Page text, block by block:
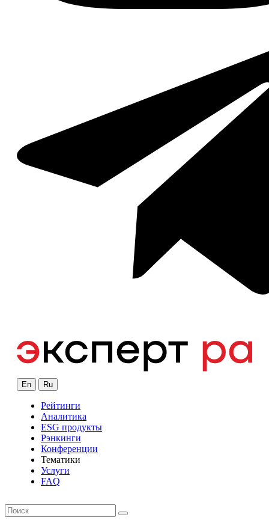
En Ru
Рейтинги
Аналитика
ESG продукты
Рэнкинги
Конференции
Тематики
Услуги
FAQ